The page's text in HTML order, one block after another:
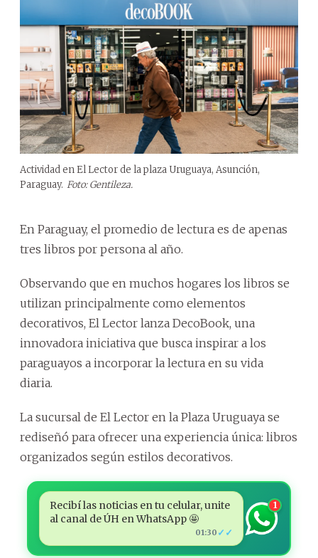
Actividad en El Lector de la plaza Uruguaya, Asunción,
Paraguay. Foto: Gentileza.
En Paraguay, el promedio de lectura es de apenas
tres libros por persona al año.
Observando que en muchos hogares los libros se
utilizan principalmente como elementos
decorativos, El Lector lanza DecoBook, una
innovadora iniciativa que busca inspirar a los
paraguayos a incorporar la lectura en su vida
diaria.
La sucursal de El Lector en la Plaza Uruguaya se
rediseñó para ofrecer una experiencia única: libros
organizados según estilos decorativos.
Recibí las noticias en tu celular, unite
al canal de ÚH en WhatsApp 🤩
01:30 ✓✓
1